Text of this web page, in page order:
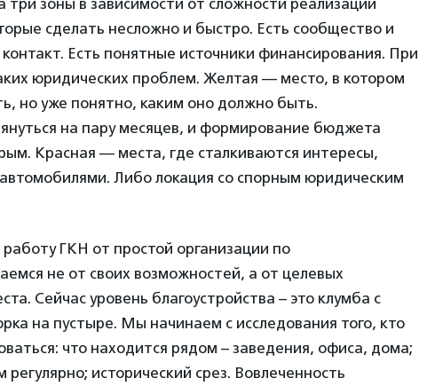
три зоны в зависимости от сложности реализации
сделать несложно и быстро. Есть сообщество и
Есть понятные источники финансирования. При
юридических проблем. Желтая — место, в котором
но уже понятно, каким оно должно быть.
на пару месяцев, и формирование бюджета
Красная — места, где сталкиваются интересы,
Либо локация со спорным юридическим
ГКН от простой организации по
не от своих возможностей, а от целевых
Сейчас уровень благоустройства – это клумба с
на пустыре. Мы начинаем с исследования того, кто
что находится рядом – заведения, офиса, дома;
исторический срез. Вовлеченность